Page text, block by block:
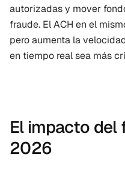
autorizadas y mover
fraude. El ACH en el
pero aumenta la
en tiempo real sea más
El impacto del
2026